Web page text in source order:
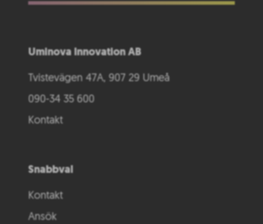
Uminova Innovation AB
Tvistevägen 47A, 907 29 Umeå
090-34 35 600
Kontakt
Snabbval
Kontakt
Ansök